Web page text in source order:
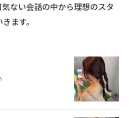
ない会話の中から理想のスタ
ます。